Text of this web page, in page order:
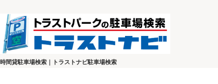
時間貸駐車場検索｜トラストナビ駐車場検索